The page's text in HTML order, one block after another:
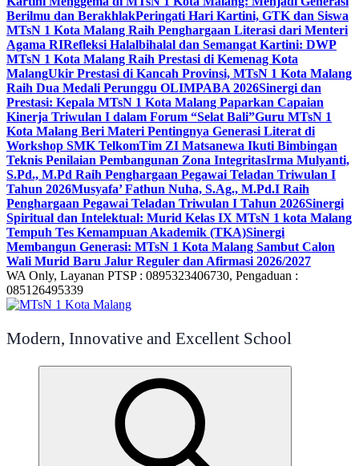
Berilmu dan BerakhlakPeringati Hari Kartini, GTK dan Siswa
MTsN 1 Kota Malang Raih Penghargaan Literasi dari Menteri
Agama RIRefleksi Halalbihalal dan Semangat Kartini: DWP
MTsN 1 Kota Malang Raih Prestasi di Kemenag Kota
MalangUkir Prestasi di Kancah Provinsi, MTsN 1 Kota Malang
Raih Dua Medali Perunggu OLIMPABA 2026Sinergi dan
Prestasi: Kepala MTsN 1 Kota Malang Paparkan Capaian
Kinerja Triwulan I dalam Forum “Selat Bali”Guru MTsN 1
Kota Malang Beri Materi Pentingnya Generasi Literat di
Workshop SMK TelkomTim ZI Matsanewa Ikuti Bimbingan
Teknis Penilaian Pembangunan Zona IntegritasIrma Mulyanti,
S.Pd., M.Pd Raih Penghargaan Pegawai Teladan Triwulan I
Tahun 2026Musyafa’ Fathun Nuha, S.Ag., M.Pd.I Raih
Penghargaan Pegawai Teladan Triwulan I Tahun 2026Sinergi
Spiritual dan Intelektual: Murid Kelas IX MTsN 1 kota Malang
Tempuh Tes Kemampuan Akademik (TKA)Sinergi
Membangun Generasi: MTsN 1 Kota Malang Sambut Calon
Wali Murid Baru Jalur Reguler dan Afirmasi 2026/2027
WA Only, Layanan PTSP : 0895323406730, Pengaduan :
085126495339
Modern, Innovative and Excellent School